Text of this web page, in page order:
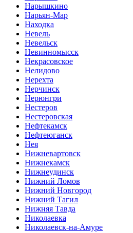
Нарышкино
Нарьян-Мар
Находка
Невель
Невельск
Невинномысск
Некрасовское
Нелидово
Нерехта
Нерчинск
Нерюнгри
Нестеров
Нестеровская
Нефтекамск
Нефтеюганск
Нея
Нижневартовск
Нижнекамск
Нижнеудинск
Нижний Ломов
Нижний Новгород
Нижний Тагил
Нижняя Тавда
Николаевка
Николаевск-на-Амуре